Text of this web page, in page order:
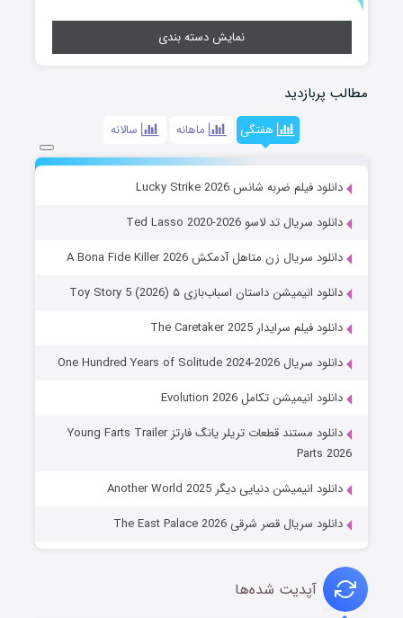
نمایش دسته بندی
مطالب پربازدید
هفتگی ماهانه سالانه
دانلود فیلم ضربه شانس Lucky Strike 2026
دانلود سریال تد لاسو Ted Lasso 2020-2026
دانلود سریال زن متاهل آدمکش A Bona Fide Killer 2026
دانلود انیمیشن داستان اسباب‌بازی ۵ Toy Story 5 (2026)
دانلود فیلم سرایدار The Caretaker 2025
دانلود سریال One Hundred Years of Solitude 2024-2026
دانلود انیمیشن تکامل Evolution 2026
دانلود مستند قطعات تریلر یانگ فارتز Young Farts Trailer
Parts 2026
دانلود انیمیشن دنیایی دیگر Another World 2025
دانلود سریال قصر شرقی The East Palace 2026
آپدیت شده‌ها